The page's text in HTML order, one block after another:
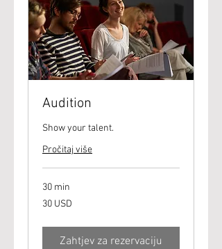
Audition
Show your talent.
Pročitaj više
30 min
30
američkih
30 USD
Zahtjev za rezervaciju